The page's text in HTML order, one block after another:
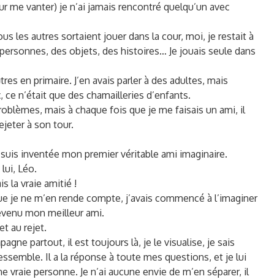
vanter) je n’ai jamais rencontré quelqu’un avec
les autres sortaient jouer dans la cour, moi, je restait à
des objets, des histoires… Je jouais seule dans
en primaire. J’en avais parler à des adultes, mais
n’était que des chamailleries d’enfants.
mais à chaque fois que je me faisais un ami, il
à son tour.
inventée mon premier véritable ami imaginaire.
lui, Léo.
la vraie amitié !
je ne m’en rende compte, j’avais commencé à l’imaginer
mon meilleur ami.
au rejet.
partout, il est toujours là, je le visualise, je sais
Il a la réponse à toute mes questions, et je lui
personne. Je n’ai aucune envie de m’en séparer, il